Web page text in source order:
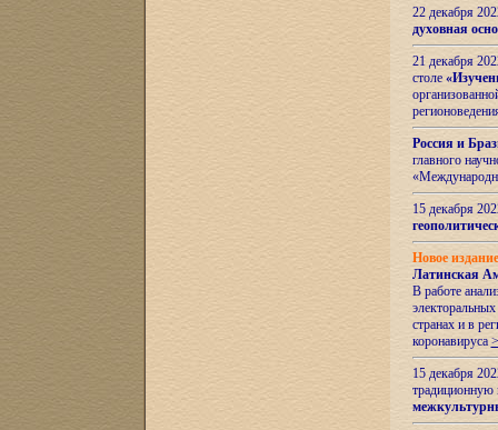
22 декабря
духовная
21 декабря
столе
Россия и
главного
15 декабря
Новое
Латинская
В работе
странах и в
коронавируса
15 декабря